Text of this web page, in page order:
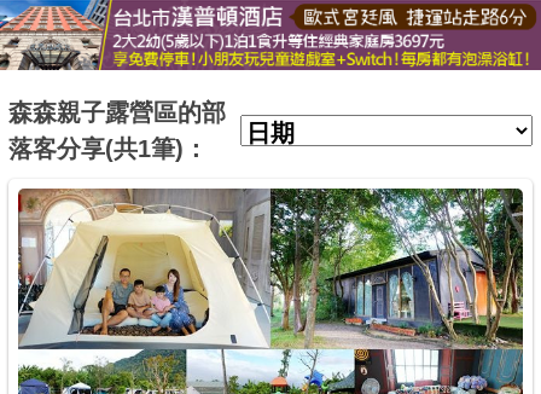
首 頁
好康優惠
最新消息
最新留言
森森親子露營區的部
落客分享(共1筆)：